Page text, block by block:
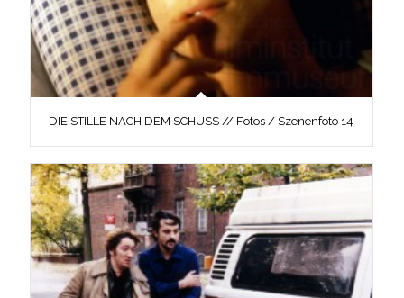
DIE STILLE NACH DEM SCHUSS // Fotos / Szenenfoto 14